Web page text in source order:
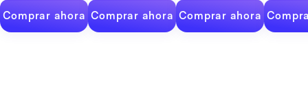
Comprar ahora Comprar ahora Comprar ahora